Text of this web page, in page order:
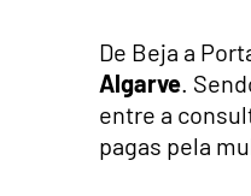
De Beja a
Algarve .
entre a
pagas pela